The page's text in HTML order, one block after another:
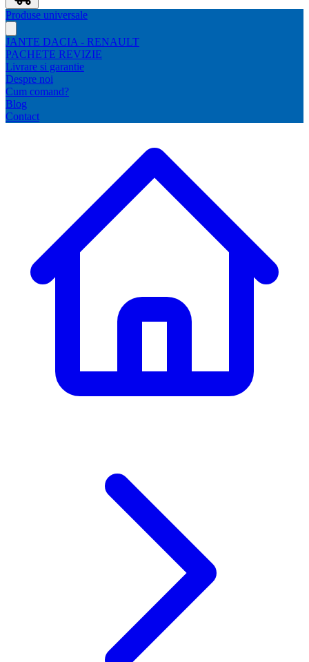
Produse universale
JANTE DACIA - RENAULT
PACHETE REVIZIE
Livrare si garantie
Despre noi
Cum comand?
Blog
Contact